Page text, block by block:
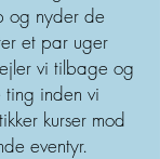
og nyder de
et par uger
vi tilbage og
ting inden vi
kurser mod
eventyr.